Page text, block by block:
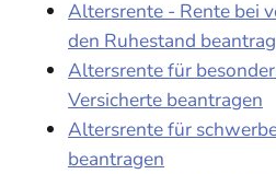
Altersrente - Rente bei
den Ruhestand
Altersrente für
Versicherte beantragen
Altersrente für
beantragen